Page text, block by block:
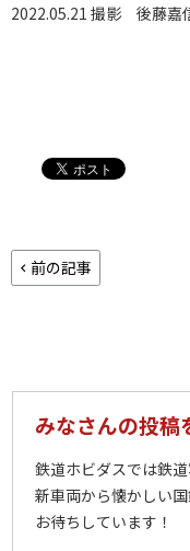
2022.05.21 撮影 後藤嘉
前の記事
みなさんの投稿
鉄道ホビダスでは鉄
新車両から懐かしい
お待ちしています！